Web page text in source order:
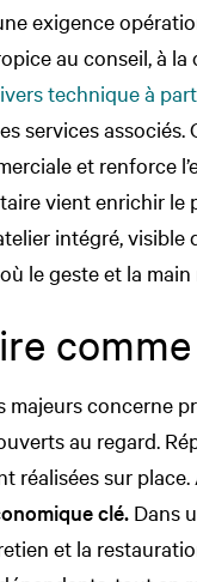
exigence
au conseil, à
technique à
services
et renforce
vient enrichir
intégré,
le geste et la
majeurs concerne
au regard.
réalisées sur place.
clé. Dans
et la